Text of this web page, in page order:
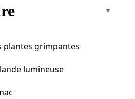
plantes grimpantes
lumineuse